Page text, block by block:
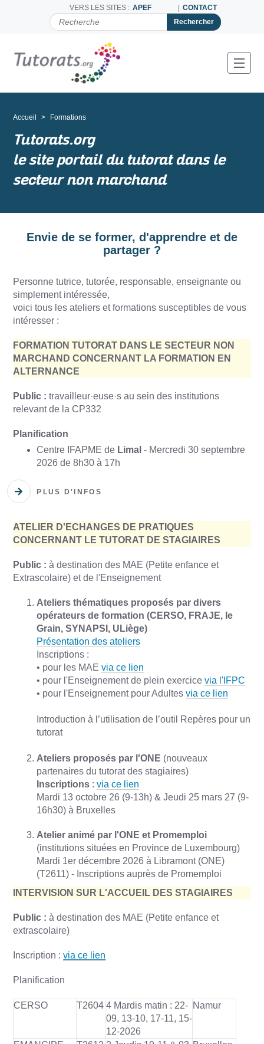
VERS LES SITES : APEF CONTACT
C
R
C
A
Accueil Formations
Tutorats.org
le site portail du tutorat dans le
secteur non marchand
Envie de se former, d'apprendre et de
partager ?
Personne tutrice, tutorée, responsable, enseignante ou
simplement intéressée,
voici tous les ateliers et formations susceptibles de vous
intéresser :
FORMATION TUTORAT DANS LE SECTEUR NON
MARCHAND CONCERNANT LA FORMATION EN
ALTERNANCE
Public :travailleur·euse·s au sein des institutions
relevant de la CP332
Planification
Centre IFAPME de Limal - Mercredi 30 septembre
2026 de 8h30 à 17h
PLUS D'INFOS
ATELIER D'ECHANGES DE PRATIQUES
CONCERNANT LE TUTORAT DE STAGIAIRES
Public : à destination des MAE (Petite enfance et
Extrascolaire) et de l'Enseignement
Ateliers thématiques proposés par divers
opérateurs de formation (CERSO, FRAJE, le
Grain, SYNAPSI, ULiège)
Présentation des ateliers
Inscriptions :
• pour les MAEvia ce lien
• pour l'Enseignement de plein exercicevia l'IFPC
• pour l'Enseignement pour Adultesvia ce lien
Introduction à l’utilisation de l’outil Repères pour un
tutorat
Ateliers proposés par l'ONE (nouveaux
partenaires du tutorat des stagiaires)
Inscriptions :via ce lien
Mardi 13 octobre 26 (9-13h) & Jeudi 25 mars 27 (9-
16h30) à Bruxelles
Atelier animé par l'ONE et Promemploi
(institutions situées en Province de Luxembourg)
Mardi 1er décembre 2026 à Libramont (ONE)
(T2611) - Inscriptions auprès de Promemploi
INTERVISION SUR L'ACCUEIL DES STAGIAIRES
Public : à destination des MAE (Petite enfance et
extrascolaire)
Inscription :via ce lien
Planification
CERSO T2604 4 Mardis matin : 22-
09, 13-10, 17-11, 15-
12-2026
Namur